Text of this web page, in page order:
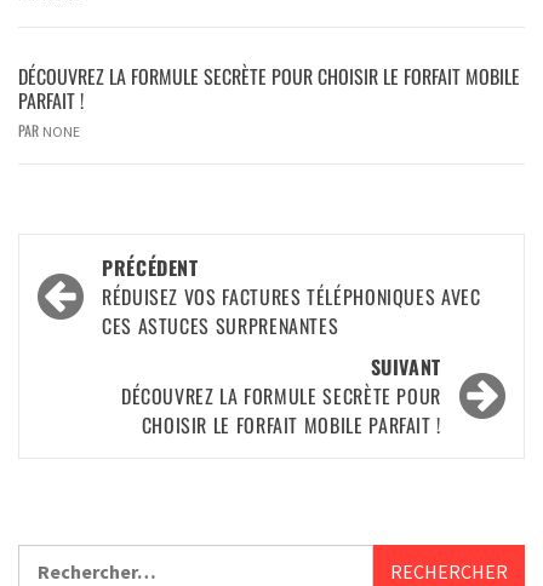
DÉCOUVREZ LA FORMULE SECRÈTE POUR CHOISIR LE FORFAIT MOBILE
PARFAIT !
PAR NONE
PRÉCÉDENT
RÉDUISEZ VOS FACTURES TÉLÉPHONIQUES AVEC
CES ASTUCES SURPRENANTES
SUIVANT
DÉCOUVREZ LA FORMULE SECRÈTE POUR
CHOISIR LE FORFAIT MOBILE PARFAIT !